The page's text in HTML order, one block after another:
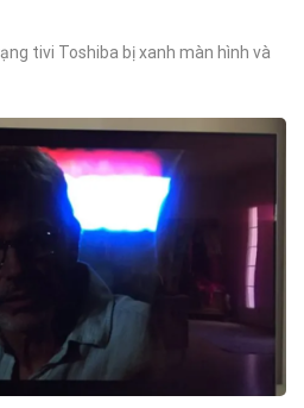
tivi Toshiba bị xanh màn hình và